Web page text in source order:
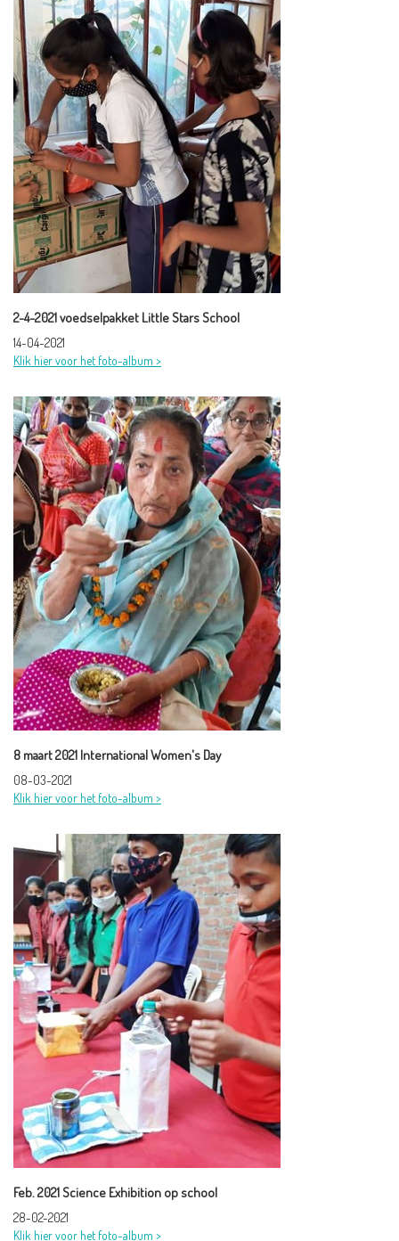
2-4-2021 voedselpakket Little Stars School
14-04-2021
Klik hier voor het foto-album >
8 maart 2021 International Women's Day
08-03-2021
Klik hier voor het foto-album >
Feb. 2021 Science Exhibition op school
28-02-2021
Klik hier voor het foto-album >